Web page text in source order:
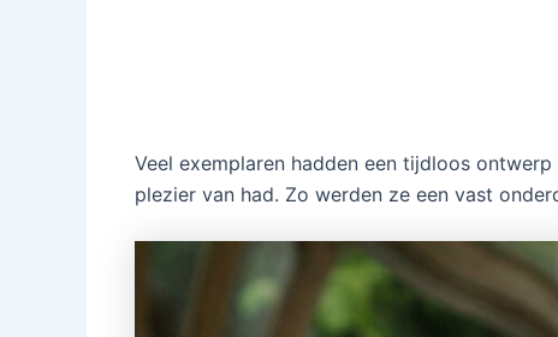
Veel exemplaren hadden een tijdloos
plezier van had. Zo werden ze een vast